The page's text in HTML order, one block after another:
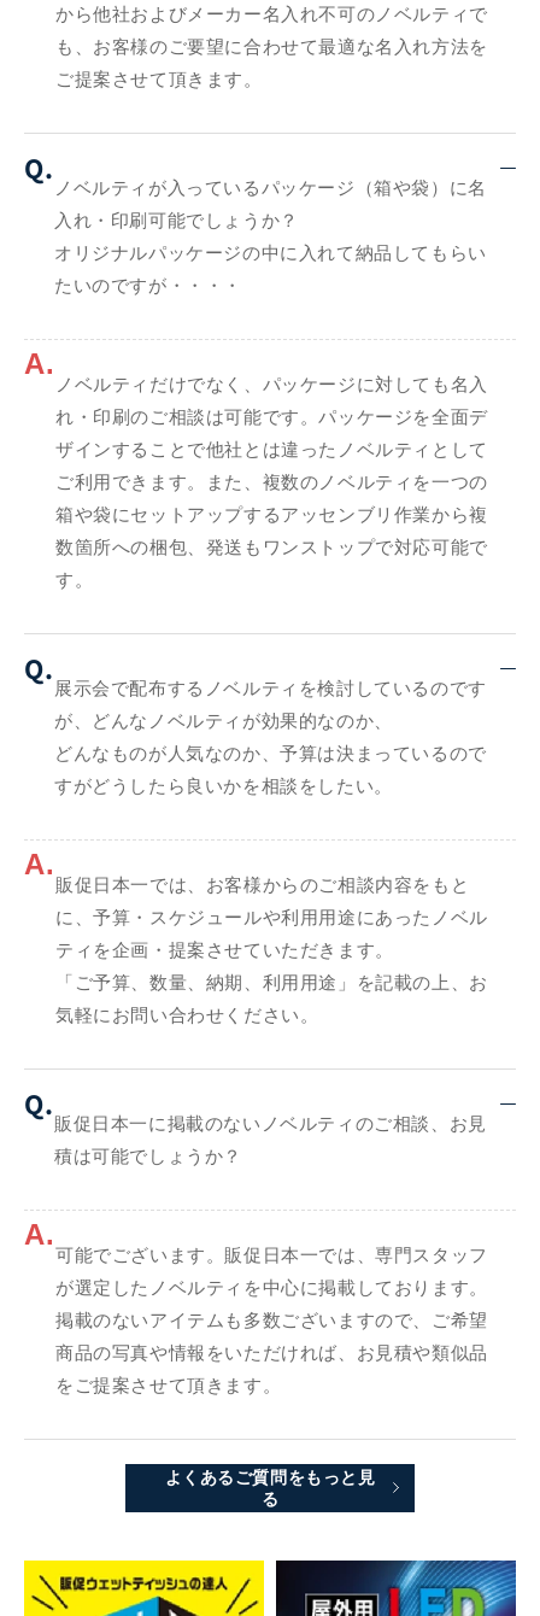
から他社およびメーカー名入れ不可のノベルティで
も、お客様のご要望に合わせて最適な名入れ方法を
ご提案させて頂きます。
Q.
ノベルティが入っているパッケージ（箱や袋）に名
入れ・印刷可能でしょうか？
オリジナルパッケージの中に入れて納品してもらい
たいのですが・・・・
A.
ノベルティだけでなく、パッケージに対しても名入
れ・印刷のご相談は可能です。パッケージを全面デ
ザインすることで他社とは違ったノベルティとして
ご利用できます。また、複数のノベルティを一つの
箱や袋にセットアップするアッセンブリ作業から複
数箇所への梱包、発送もワンストップで対応可能で
す。
Q.
展示会で配布するノベルティを検討しているのです
が、どんなノベルティが効果的なのか、
どんなものが人気なのか、予算は決まっているので
すがどうしたら良いかを相談をしたい。
A.
販促日本一では、お客様からのご相談内容をもと
に、予算・スケジュールや利用用途にあったノベル
ティを企画・提案させていただきます。
「ご予算、数量、納期、利用用途」を記載の上、お
気軽にお問い合わせください。
Q.
販促日本一に掲載のないノベルティのご相談、お見
積は可能でしょうか？
A.
可能でございます。販促日本一では、専門スタッフ
が選定したノベルティを中心に掲載しております。
掲載のないアイテムも多数ございますので、ご希望
商品の写真や情報をいただければ、お見積や類似品
をご提案させて頂きます。
よくあるご質問をもっと見
る